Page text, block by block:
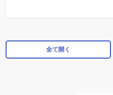
全て開く